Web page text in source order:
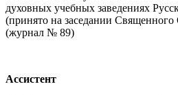
духовных учебных заведениях
(принято на заседании
(журнал № 89)
Ассистент